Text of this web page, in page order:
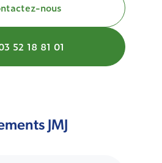
nous
52 18 81 01
JMJ